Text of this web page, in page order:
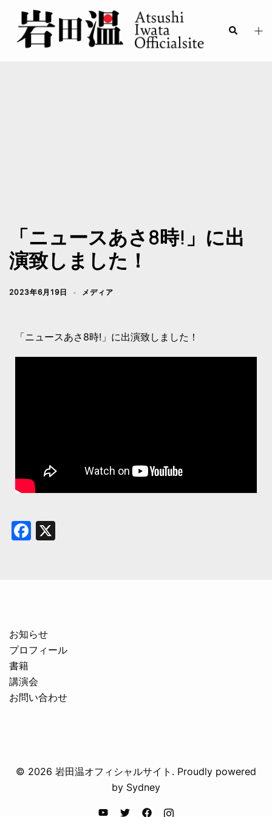
「ニュースあさ8時!」に出
演致しました！
2023年6月19日 メディア
「ニュースあさ8時!」に出演致しました！
Facebook
お知らせ
プロフィール
書籍
講演会
お問い合わせ
© 2026 岩田温オフィシャルサイト. Proudly powered
by Sydney